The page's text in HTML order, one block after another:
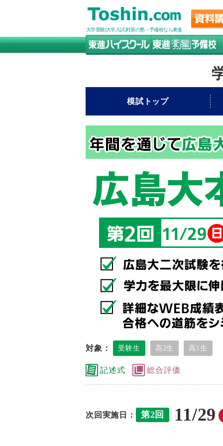
大学受験(大学入試)対策の塾・予備校なら東進
模試トップ
対象： 受験生 高2生 高1生
記述式 総合評価
次回実施日： 第2回 11/29